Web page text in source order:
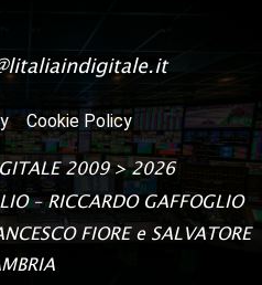
Cookie Policy
2009 > 2026
– RICCARDO GAFFOGLIO
FIORE e SALVATORE